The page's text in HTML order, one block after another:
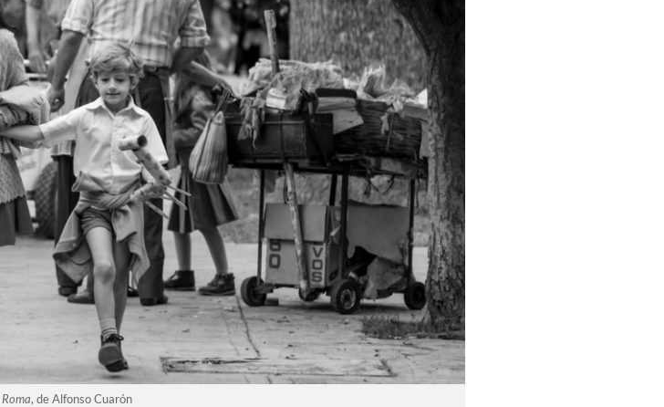
Roma, de Alfonso Cuarón